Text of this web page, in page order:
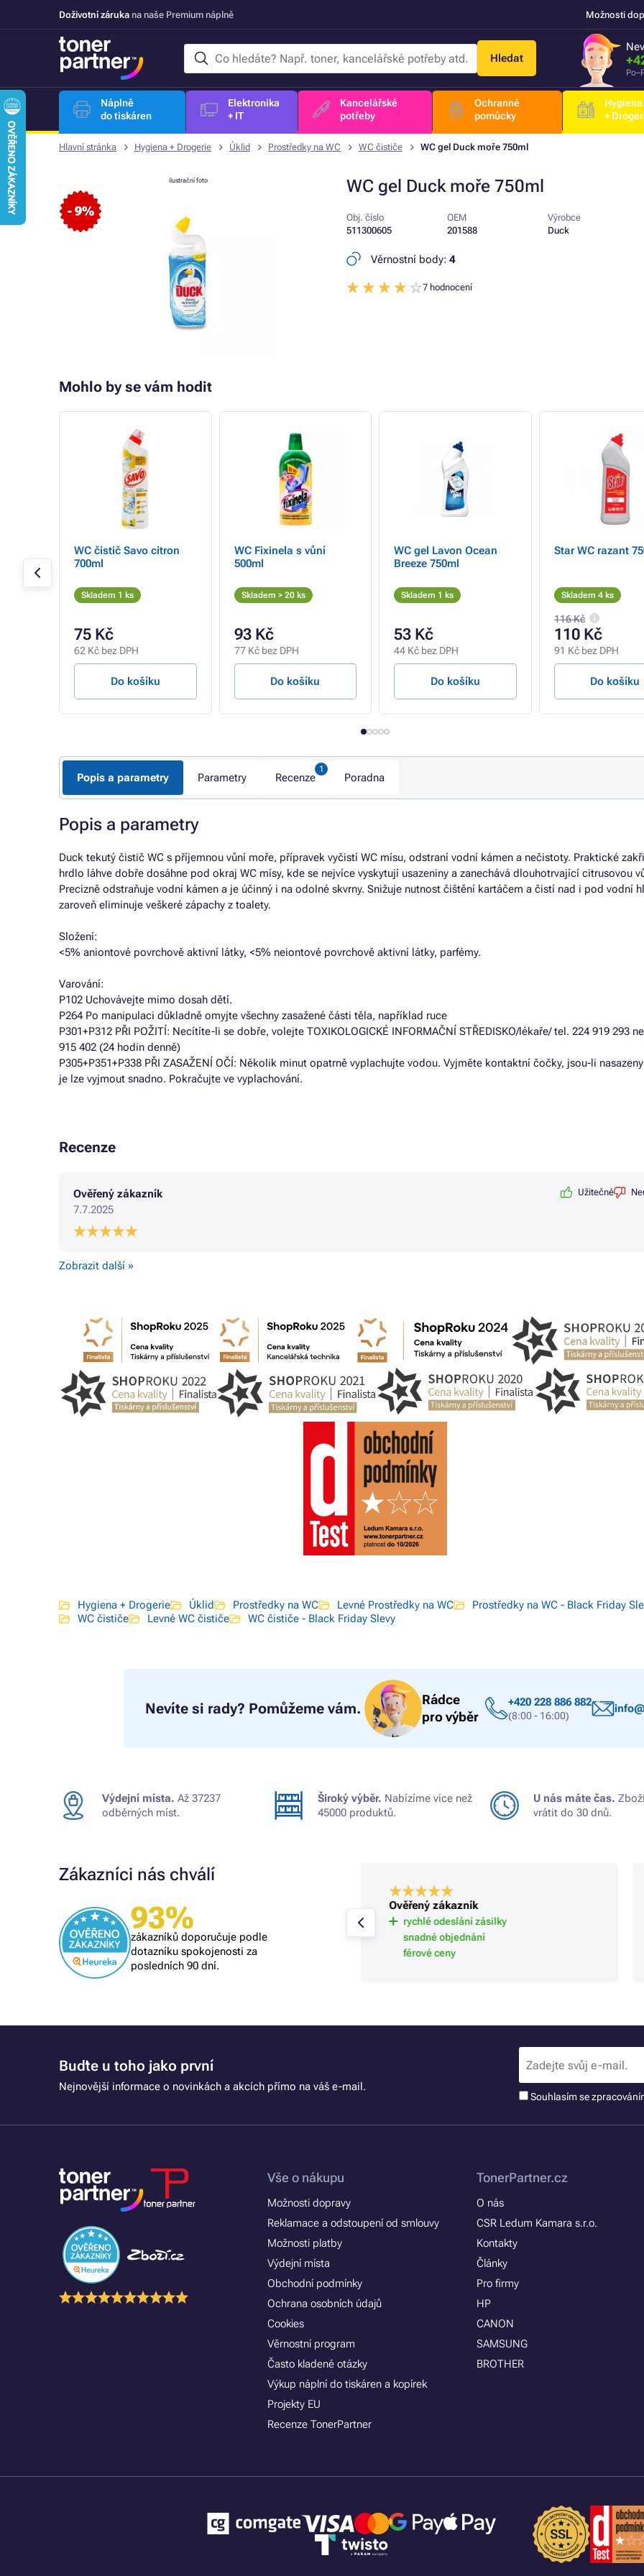
Doživotní záruka na naše Premium náplně Možnosti
Hledat
Náplně
do tiskáren
Elektronika
+ IT
Kancelářské
potřeby
Ochranné
pomůcky
Hygiena
+
Hlavní stránka Hygiena + Drogerie Úklid Prostředky na WC WC čističe WC gel Duck moře 750ml
WC gel Duck moře 750ml
- 9%
ilustrační foto
Obj. číslo
511300605
OEM
201588
Výrobce
Duck
Věrnostní body: 4
7 hodnocení
Mohlo by se vám hodit
WC čistič Savo citron
700ml
Skladem 1 ks
75 Kč
62 Kč bez DPH
Do košíku
WC Fixinela s vůní
500ml
Skladem > 20 ks
93 Kč
77 Kč bez DPH
Do košíku
WC gel Lavon Ocean
Breeze 750ml
Skladem 1 ks
53 Kč
44 Kč bez DPH
Do košíku
Star WC razant
Skladem 4 ks
116 Kč
110 Kč
91 Kč bez DPH
Do košíku
Popis a parametry Parametry Recenze Poradna
Popis a parametry
Duck tekutý čistič WC s příjemnou vůní moře, přípravek vyčistí WC mísu, odstraní vodní kámen a nečistoty. Praktické
hrdlo láhve dobře dosáhne pod okraj WC mísy, kde se nejvíce vyskytují usazeniny a zanechává dlouhotrvající citrusovou
Precizně odstraňuje vodní kámen a je účinný i na odolné skvrny. Snižuje nutnost čištění kartáčem a čistí nad i pod vodní
zaroveň eliminuje veškeré zápachy z toalety.
Složení:
<5% aniontové povrchově aktivní látky, <5% neiontové povrchově aktivní látky, parfémy.
Varování:
P102 Uchovávejte mimo dosah dětí.
P264 Po manipulaci důkladně omyjte všechny zasažené části těla, například ruce
P301+P312 PŘI POŽITÍ: Necítíte-li se dobře, volejte TOXIKOLOGICKÉ INFORMAČNÍ STŘEDISKO/lékaře/ tel. 224 919 293
915 402 (24 hodin denně)
P305+P351+P338 PŘI ZASAŽENÍ OČÍ: Několik minut opatrně vyplachujte vodou. Vyjměte kontaktní čočky, jsou-li
je lze vyjmout snadno. Pokračujte ve vyplachování.
Recenze
Ověřený zákazník
7.7.2025
Užitečné
Zobrazit další »
Hygiena + Drogerie Úklid Prostředky na WC Levné Prostředky na WC
Prostředky na WC - Black Friday
WC čističe
Levné WC čističe WC čističe - Black Friday Slevy
Nevíte si rady? Pomůžeme vám.
Rádce
pro výběr
+420 228 886 882
(8:00 - 16:00)
Výdejní místa. Až 37237
odběrných míst.
Široký výběr. Nabízíme více než
45000 produktů.
U nás máte čas.
vrátit do 30 dnů.
Zákazníci nás chválí
93%
zákazníků doporučuje podle
dotazníku spokojenosti za
posledních 90 dní.
Ověřený zákazník
Všechno proběhlo k mé spokojenosti
Ověřený zákazník
rychlé odeslání zásilky
snadné objednání
férové ceny
Buďte u toho jako první
Nejnovější informace o novinkách a akcích přímo na váš e-mail.
Souhlasím se
Vše o nákupu
Možnosti dopravy
Reklamace a odstoupení od smlouvy
Možnosti platby
Výdejní místa
Obchodní podmínky
Ochrana osobních údajů
Cookies
Věrnostní program
Často kladené otázky
Výkup náplní do tiskáren a kopírek
Projekty EU
Recenze TonerPartner
TonerPartner.cz
O nás
CSR Ledum Kamara s.r.o.
Kontakty
Články
Pro firmy
HP
CANON
SAMSUNG
BROTHER